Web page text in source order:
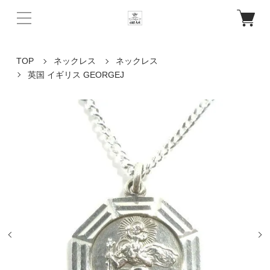
TOP ネックレス
ネックレス
英国 イギリス GEORGEJ